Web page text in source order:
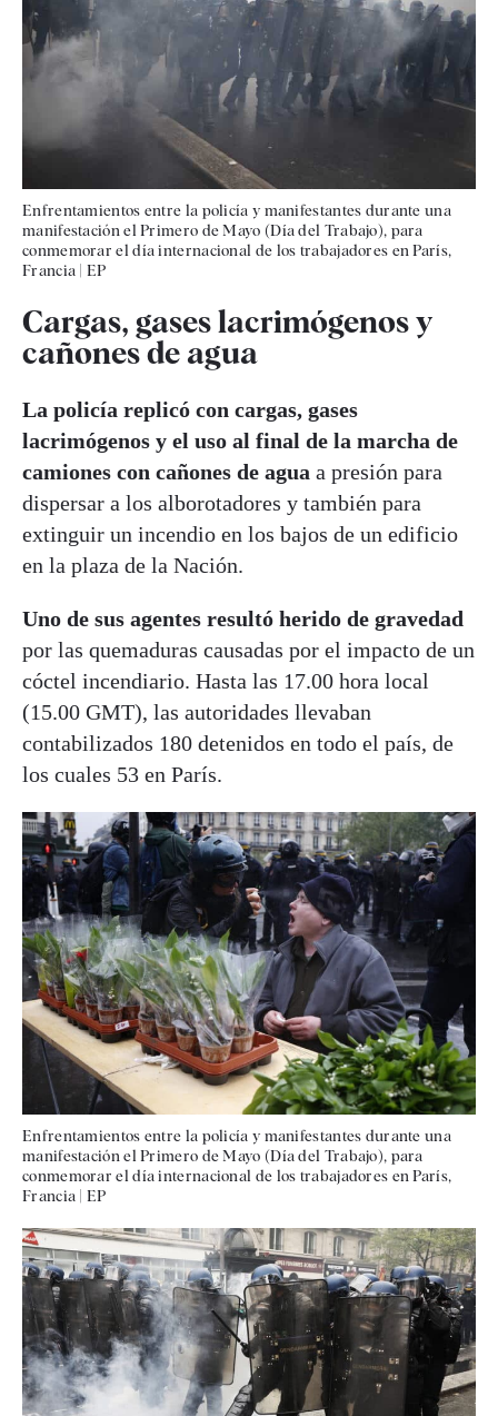
Enfrentamientos entre la policía y manifestantes durante una
manifestación el Primero de Mayo (Día del Trabajo), para
conmemorar el día internacional de los trabajadores en París,
Francia |EP
Cargas, gases lacrimógenos y
cañones de agua
La policía replicó con cargas, gases
lacrimógenos y el uso al final de la marcha de
camiones con cañones de agua a presión para
dispersar a los alborotadores y también para
extinguir un incendio en los bajos de un edificio
en la plaza de la Nación.
Uno de sus agentes resultó herido de gravedad
por las quemaduras causadas por el impacto de un
cóctel incendiario. Hasta las 17.00 hora local
(15.00 GMT), las autoridades llevaban
contabilizados 180 detenidos en todo el país, de
los cuales 53 en París.
Enfrentamientos entre la policía y manifestantes durante una
manifestación el Primero de Mayo (Día del Trabajo), para
conmemorar el día internacional de los trabajadores en París,
Francia |EP